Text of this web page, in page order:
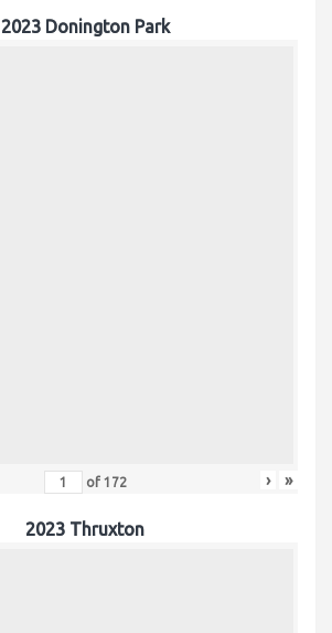
2023 Donington Park
of 172 › »
2023 Thruxton